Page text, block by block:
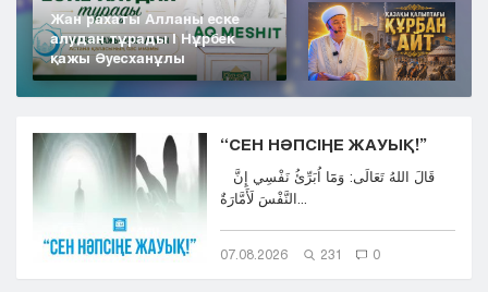
Жан рахаты Алланы еске
алудан тұрады | Нұрбек
қажы Әуесханұлы
“СЕН НӘПСІҢЕ ЖАУЫҚ!”
07.08.2026 231 0